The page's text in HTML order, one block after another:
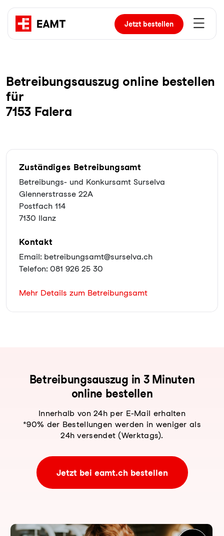
Jetztbestellen
Be­trei­bungs­aus­zug online bestellen
für
7153 Falera
Zuständiges Betreibungsamt
Betreibungs- und Konkursamt Surselva
Glennerstrasse 22A
Postfach 114
7130 Ilanz
Kontakt
Email: betreibungsamt@surselva.ch
Telefon: 081 926 25 30
Mehr Details zum Betreibungsamt
Be­trei­bungs­aus­zug in 3 Minuten
online bestellen
Innerhalb von 24h per E-Mail erhalten
*90% der Bestellungen werden in weniger als
24h versendet (Werktags).
Jetzt bei eamt.ch bestellen